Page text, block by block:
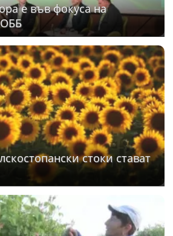
е във фокуса на
стоки стават